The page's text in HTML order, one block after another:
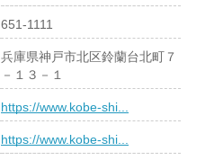
651-1111
兵庫県神戸市北区鈴蘭台北町７
－１３－１
https://www.kobe-shi...
https://www.kobe-shi...